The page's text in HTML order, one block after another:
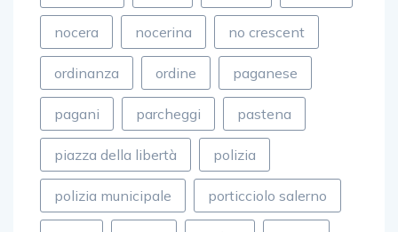
nocera nocerina no crescent
ordinanza ordine paganese
pagani parcheggi pastena
piazza della libertà polizia
polizia municipale porticciolo salerno
porto poste rapina rotary